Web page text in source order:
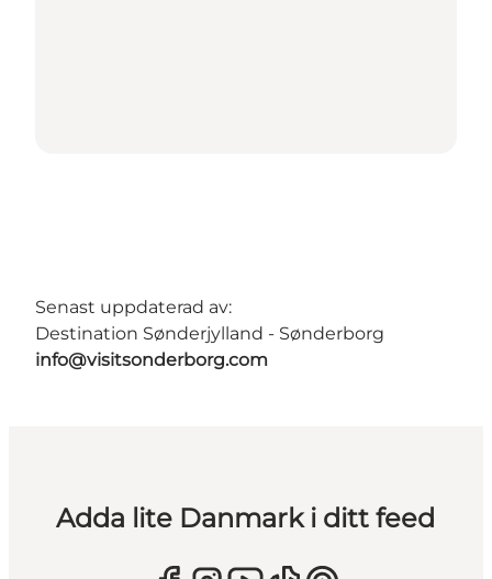
Senast uppdaterad av:
Destination Sønderjylland - Sønderborg
info@visitsonderborg.com
Adda lite Danmark i ditt feed